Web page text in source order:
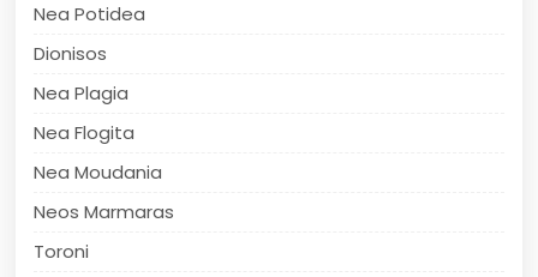
Nea Potidea
Dionisos
Nea Plagia
Nea Flogita
Nea Moudania
Neos Marmaras
Toroni